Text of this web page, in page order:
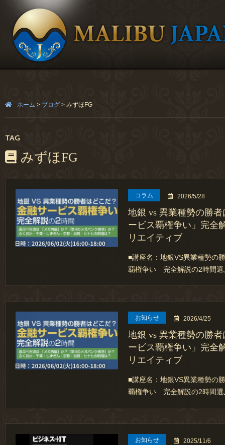
ホーム > ブログ > みずほFG
TAG
みずほFG
コラム 2026/5/28
地銀 vs 異業種勢の勝
ービス覇権争い」完全
リエイティブ
■講座名：地銀VS異業種勢の
覇権争い 完全解説の2時間
お知らせ 2026/4/25
地銀 vs 異業種勢の勝
ービス覇権争い」完全
リエイティブ
■講座名：地銀VS異業種勢の
覇権争い 完全解説の2時間
お知らせ 2025/11/6